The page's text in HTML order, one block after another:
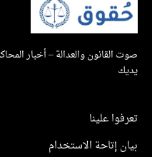
والعدالة – أخبار المحاكم
علينا
إتاحة الاستخدام